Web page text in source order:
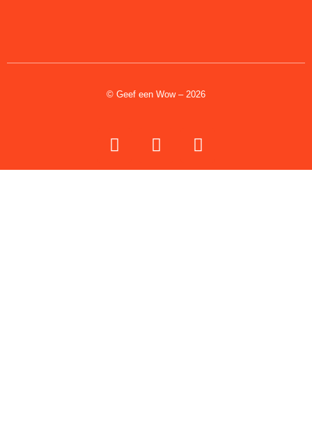
© Geef een Wow – 2026